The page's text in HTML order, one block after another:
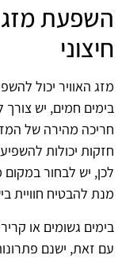
השפעת מזג
חיצוני
מזג האוויר יכול
בימים חמים, יש צורך
חריכה מהירה של
חזקות יכולות
לכן, יש לבחור
מנת להבטיח חוויית
בימים גשומים או
עם זאת, ישנם